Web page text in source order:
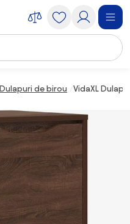
Dulapuri de birou VidaXL Dulap